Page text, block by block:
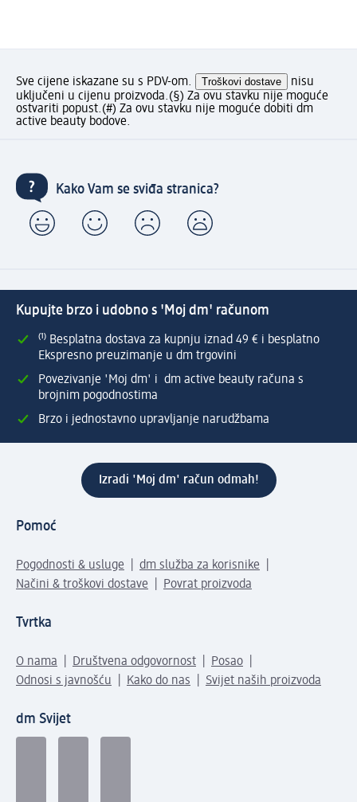
Sve cijene iskazane su s PDV-om. Troškovi dostave
nisu
uključeni u cijenu proizvoda.(§) Za ovu stavku nije moguće
ostvariti popust.(#) Za ovu stavku nije moguće dobiti dm
active beauty bodove.
Kako Vam se sviđa stranica?
Kupujte brzo i udobno s 'Moj dm' računom
⁽¹⁾ Besplatna dostava za kupnju iznad 49 € i besplatno
Ekspresno preuzimanje u dm trgovini
Povezivanje 'Moj dm' i dm active beauty računa s
brojnim pogodnostima
Brzo i jednostavno upravljanje narudžbama
Izradi 'Moj dm' račun odmah!
Pomoć
Pogodnosti & usluge
dm služba za korisnike
Načini & troškovi dostave
Povrat proizvoda
Tvrtka
O nama Društvena odgovornost
Posao
Odnosi s javnošću
Kako do nas Svijet naših proizvoda
dm Svijet